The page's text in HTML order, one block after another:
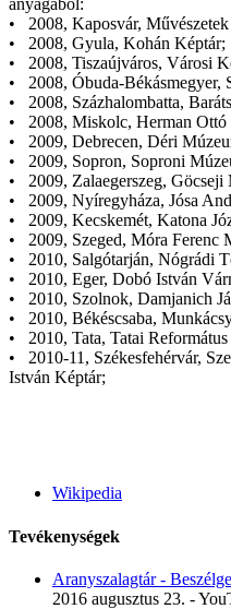
anyagából:
• 2008, Kaposvár,
• 2008, Gyula, Kohán Képtár;
• 2008, Tiszaújváros, Városi
• 2008, Óbuda-Békásmegyer,
• 2008, Százhalombatta,
• 2008, Miskolc, Herman Ottó
• 2009, Debrecen, Déri
• 2009, Sopron, Soproni
• 2009, Zalaegerszeg, Göcseji
• 2009, Nyíregyháza, Jósa
• 2009, Kecskemét, Katona
• 2009, Szeged, Móra Ferenc
• 2010, Salgótarján, Nógrádi
• 2010, Eger, Dobó István
• 2010, Szolnok, Damjanich
• 2010, Békéscsaba,
• 2010, Tata, Tatai
• 2010-11, Székesfehérvár,
István Képtár;
Wikipedia
Tevékenységek
Aranyszalagtár -
2016 augusztus 23. -